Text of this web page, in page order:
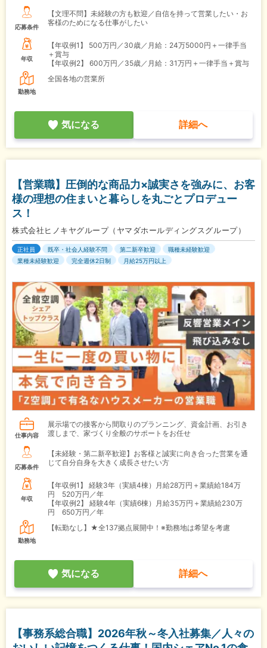
応募条件
【文理不問】未経験の方も歓迎／自信を持って営業したい・お
客様のためになる仕事がしたい
年収
【年収例1】
500万円／30歳／月給：24万5000円＋一律手当
＋賞与
【年収例2】
600万円／35歳／月給：31万円＋一律手当＋賞与
勤務地
全国各地の営業所
気になる 詳細へ
【営業職】圧倒的な商品力×誠実さを強みに、お客
様の理想の住まいと暮らしを丸ごとプロデュー
ス！
株式会社ヒノキヤグループ（ヤマダホールディングスグループ）
正社員 既卒・社会人経験不問 第二新卒歓迎
職種未経験歓迎
業種未経験歓迎
完全週休2日制 月給25万円以上
仕事内容
展示場での接客から間取りのプランニング、資金計画、お引き
渡しまで、家づくり全般のサポートをお任せ
応募条件
【未経験・第二新卒歓迎】お客様と誠実に向き合った営業を通
じて自分自身を大きく成長させたい方
年収
【年収例1】
経験3年（実績4棟）月給28万円＋業績給184万
円 520万円／年
【年収例2】
経験4年（実績6棟）月給35万円＋業績給230万
円 650万円／年
勤務地
【転勤なし】★全137拠点展開中！※勤務地は希望を考慮
気になる 詳細へ
【事務系総合職】2026年秋～冬入社募集／人々の